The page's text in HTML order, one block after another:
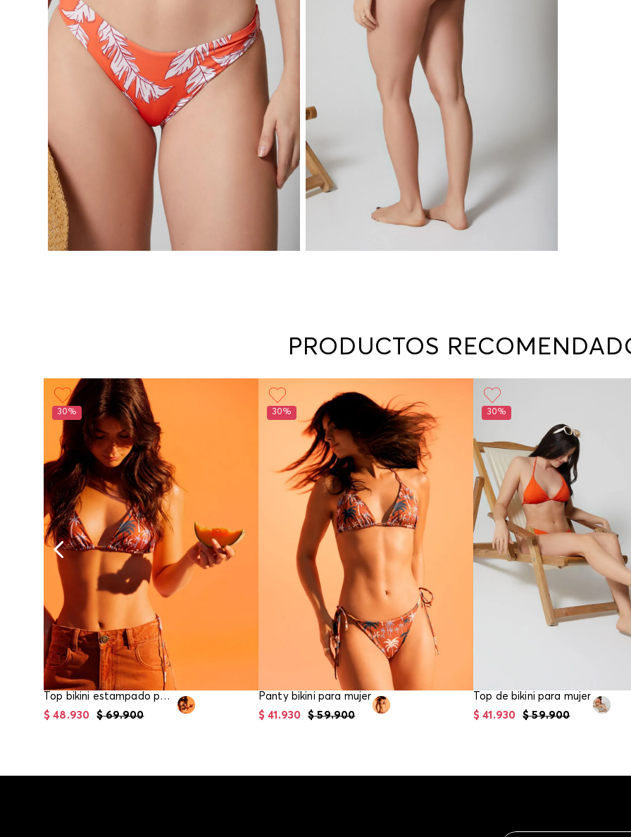
Otros:
En
PRODUCTOS
30%
Top bikini estampado para mujer
$ 69.900
$ 48.930
30%
Panty bikini para mujer
$ 59.900
$ 41 .930
30%
Top de bikini para mujer
$ 59.900
$ 41 .930